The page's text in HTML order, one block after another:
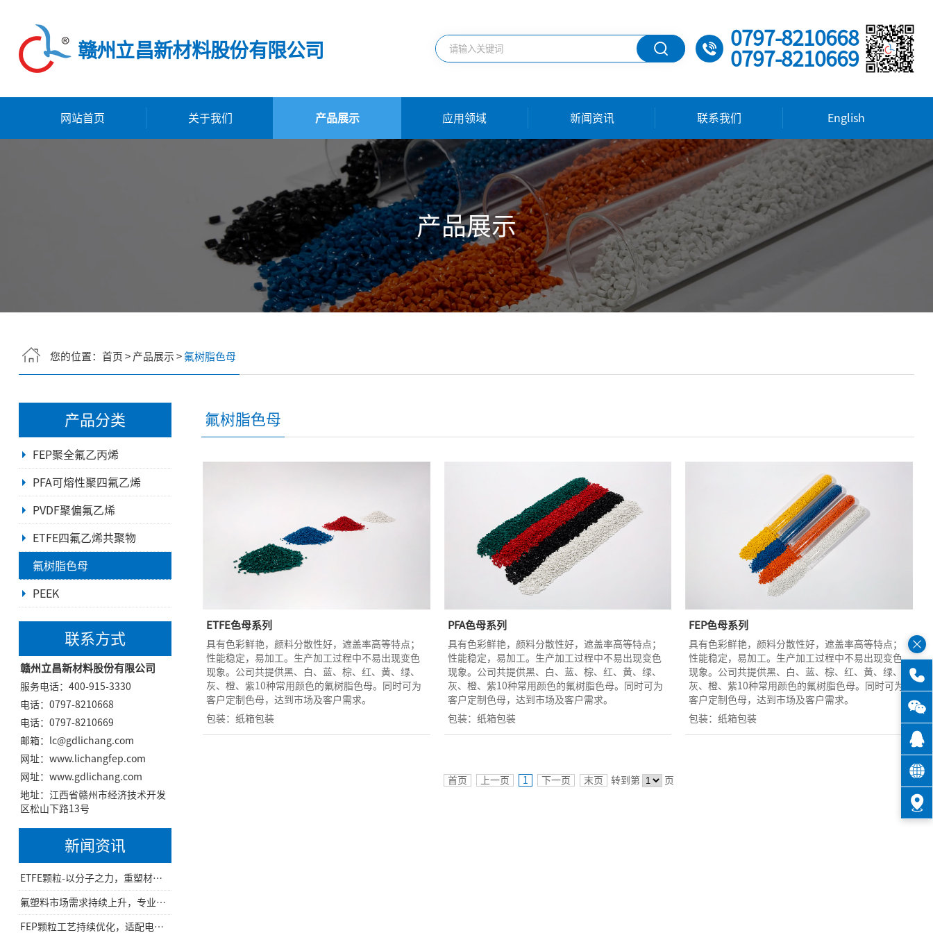
赣州立昌新材料股份有限公司
0797-8210668
0797-8210669
网站首页 关于我们 产品展示 应用领域 新闻资讯 联系我们 English
产品展示
您的位置： 首页 > 产品展示 > 氟树脂色母
产品分类
FEP聚全氟乙丙烯
PFA可熔性聚四氟乙烯
PVDF聚偏氟乙烯
ETFE四氟乙烯共聚物
氟树脂色母
PEEK
联系方式
赣州立昌新材料股份有限公司
服务电话：400-915-3330
电话：0797-8210668
电话：0797-8210669
邮箱：lc@gdlichang.com
网址： www.lichangfep.com
网址： www.gdlichang.com
地址：江西省赣州市经济技术开发
区松山下路13号
新闻资讯
ETFE颗粒-以分子之力，重塑材料边界
氟塑料市场需求持续上升，专业FEP生产厂家深耕线缆与化工材料赛道
FEP颗粒工艺持续优化，适配电线挤出与精密注塑多元加工需求
氟树脂色母
ETFE色母系列
具有色彩鲜艳，颜料分散性好，遮盖率高等特点；
性能稳定，易加工。生产加工过程中不易出现变色
现象。公司共提供黑、白、蓝、棕、红、黄、绿、
灰、橙、紫10种常用颜色的氟树脂色母。同时可为
客户定制色母，达到市场及客户需求。
包装：纸箱包装
PFA色母系列
具有色彩鲜艳，颜料分散性好，遮盖率高等特点；
性能稳定，易加工。生产加工过程中不易出现变色
现象。公司共提供黑、白、蓝、棕、红、黄、绿、
灰、橙、紫10种常用颜色的氟树脂色母。同时可为
客户定制色母，达到市场及客户需求。
包装：纸箱包装
FEP色母系列
具有色彩鲜艳，颜料分散性好，遮盖率高等特点；
性能稳定，易加工。生产加工过程中不易出现变色
现象。公司共提供黑、白、蓝、棕、红、黄、绿、
灰、橙、紫10种常用颜色的氟树脂色母。同时可为
客户定制色母，达到市场及客户需求。
包装：纸箱包装
首页 上一页 1 下一页 末页 转到第 页